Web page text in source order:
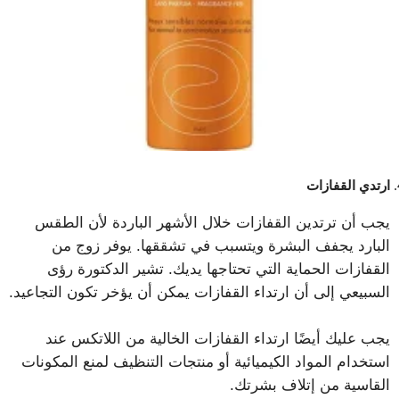
ارتدي القفازات
يجب أن ترتدين القفازات خلال الأشهر الباردة لأن الطقس
البارد يجفف البشرة ويتسبب في تشققها. يوفر زوج من
القفازات الحماية التي تحتاجها يديك. تشير الدكتورة رؤى
السبيعي إلى أن ارتداء القفازات يمكن أن يؤخر تكون التجاعيد.
يجب عليك أيضًا ارتداء القفازات الخالية من اللاتكس عند
استخدام المواد الكيميائية أو منتجات التنظيف لمنع المكونات
القاسية من إتلاف بشرتك.